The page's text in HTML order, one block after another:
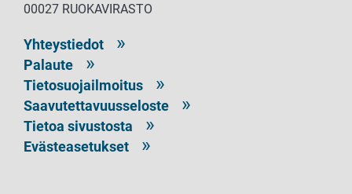
00027 RUOKAVIRASTO
Yhteystiedot
Palaute
Tietosuojailmoitus
Saavutettavuusseloste
Tietoa sivustosta
Evästeasetukset